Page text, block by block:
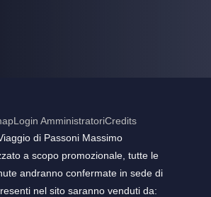
Login AmministratoriCredits
di Passoni Massimo
a scopo promozionale, tutte le
andranno confermate in sede di
nel sito saranno venduti da: